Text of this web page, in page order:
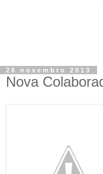
26 novembro 2013
Nova